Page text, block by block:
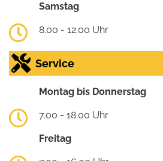
Samstag
8.00 - 12.00 Uhr
Service
Montag bis Donnerstag
7.00 - 18.00 Uhr
Freitag